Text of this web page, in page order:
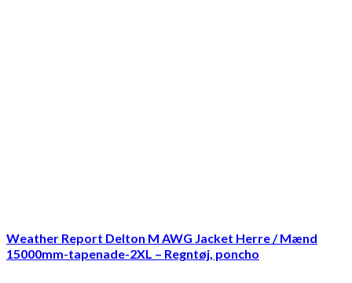
Weather Report Delton M AWG Jacket Herre / Mænd
15000mm-tapenade-2XL – Regntøj, poncho